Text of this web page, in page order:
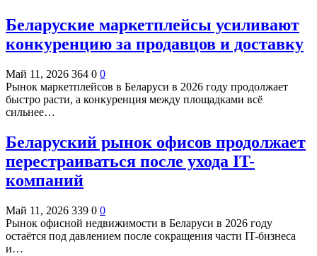
Беларуские маркетплейсы усиливают
конкуренцию за продавцов и доставку
Май 11, 2026 364 0 0
Рынок маркетплейсов в Беларуси в 2026 году продолжает
быстро расти, а конкуренция между площадками всё
сильнее…
Беларуский рынок офисов продолжает
перестраиваться после ухода IT-
компаний
Май 11, 2026 339 0 0
Рынок офисной недвижимости в Беларуси в 2026 году
остаётся под давлением после сокращения части IT-бизнеса
и…